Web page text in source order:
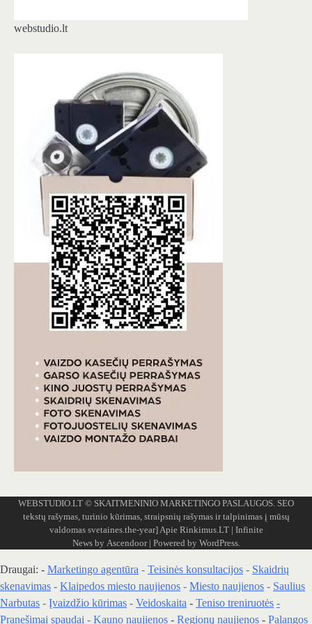
webstudio.lt
WEBSTUDIO.LT © SKAITMENINIO MARKETINGO PASLAUGOS. SEO
tekstų rašymas, turinio kūrimas, straipsnių rašymas ir talpinimas į mūsų
valdomas svetaines.the-year]Apie Rinkimus.LT| Infinite
News by Ascendoor| Powered by WordPress.
Draugai: - Marketingo agentūra - Teisinės konsultacijos - Skaidrių
skenavimas - Klaipedos miesto naujienos - Miesto naujienos - Saulius
Narbutas - Įvaizdžio kūrimas - Veidoskaita - Teniso treniruotės -
Pranešimai spaudai - Kauno naujienos - Regionų naujienos - Palangos